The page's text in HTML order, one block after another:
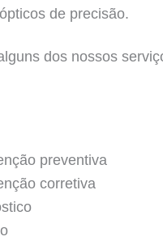
de precisão.
dos nossos
preventiva
corretiva